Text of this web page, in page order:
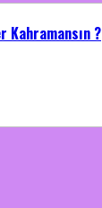
Kahramansın ?